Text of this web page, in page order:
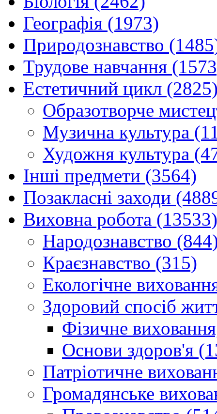
Географія (1973)
Природознавство
Трудове навчання
Естетичний цикл
Образотворче
Музична культура
Художня культура
Інші предмети (3564)
Позакласні заходи
Виховна робота (13533)
Народознавство
Краєзнавство (315)
Екологічне
Здоровий спосіб
Фізичне
Основи здоров'я
Патріотичне
Громадянське